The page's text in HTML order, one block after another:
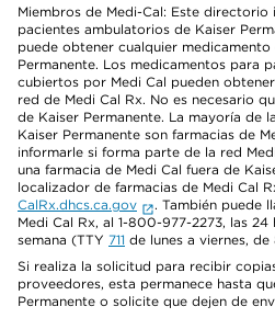
Miembros de Medi-Cal: Este directorio
pacientes ambulatorios de Kaiser
puede obtener cualquier
Permanente. Los medicamentos para
cubiertos por Medi Cal pueden
red de Medi Cal Rx. No es necesario
de Kaiser Permanente. La mayoría de
Kaiser Permanente son farmacias de
informarle si forma parte de la red
una farmacia de Medi Cal fuera de
localizador de farmacias de Medi Cal
CalRx.dhcs.ca.gov
. También puede
Medi Cal Rx, al 1-800-977-2273, las
semana (TTY 711 de lunes a viernes, de
Si realiza la solicitud para recibir
proveedores, esta permanece hasta
Permanente o solicite que dejen de